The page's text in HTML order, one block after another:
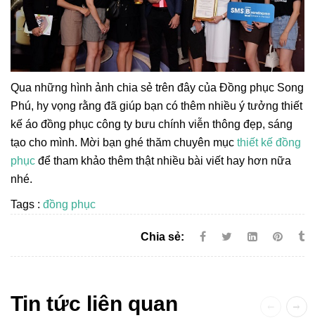
Qua những hình ảnh chia sẻ trên đây của Đồng phục Song
Phú, hy vọng rằng đã giúp bạn có thêm nhiều ý tưởng thiết
kế áo đồng phục công ty bưu chính viễn thông đẹp, sáng
tạo cho mình. Mời bạn ghé thăm chuyên mục thiết kế đồng
phục để tham khảo thêm thật nhiều bài viết hay hơn nữa
nhé.
Tags : đồng phục
Chia sẻ:
Tin tức liên quan